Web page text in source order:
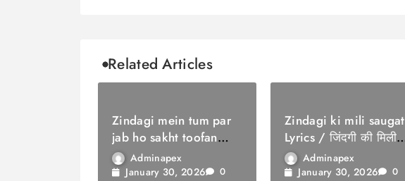
Related Articles
Zindagi mein tum par
jab ho sakht toofan
Lyrics / ज़िंदगी में तुम पर
जब हो सख्त तूफ़ान
Adminapex
January 30, 2026
0
Zindagi ki mili saugat
Lyrics / जिंदगी की मिली
सौगातAdminapex
January 30, 2026
0